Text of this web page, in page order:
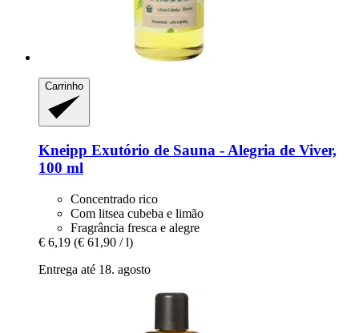
Carrinho
Kneipp Exutório de Sauna -​ Alegria de Viver,
100 ml
Concentrado rico
Com litsea cubeba e limão
Fragrância fresca e alegre
€ 6,19 (€ 61,90 / l)
Entrega até 18. agosto